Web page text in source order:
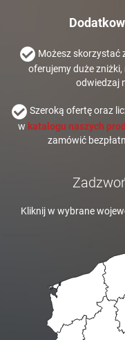
Możesz skorzystać
oferujemy duże
odwiedzaj
Szeroką ofertę oraz
w katalogu naszych
zamówić
Kliknij w wybrane